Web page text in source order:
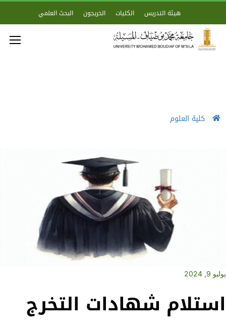
هيئة التدريس الكليات الخريجون البحث العلمي
كلية العلوم
يوليو 9, 2024
استلام شهادات التخرج